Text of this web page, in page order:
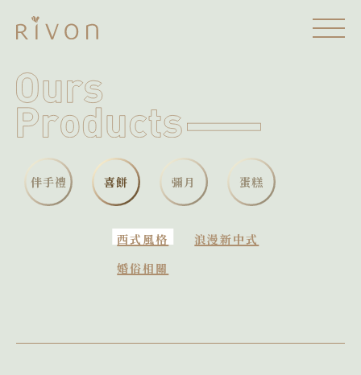
伴手禮 喜餅
西式風格
浪漫新中式
婚俗相關
彌月 蛋糕